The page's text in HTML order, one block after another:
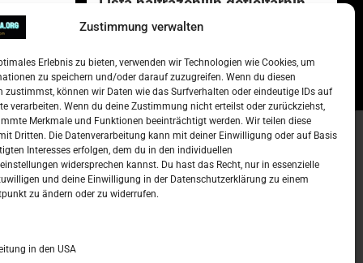
Zustimmung verwalten
Erlebnis zu bieten, verwenden wir Technologien wie Cookies, um
zu speichern und/oder darauf zuzugreifen. Wenn du diesen
zustimmst, können wir Daten wie das Surfverhalten oder eindeutige IDs auf
verarbeiten. Wenn du deine Zustimmung nicht erteilst oder zurückziehst,
Merkmale und Funktionen beeinträchtigt werden. Wir teilen diese
Dritten. Die Datenverarbeitung kann mit deiner Einwilligung oder auf Basis
Interesses erfolgen, dem du in den individuellen
widersprechen kannst. Du hast das Recht, nur in essenzielle
und deine Einwilligung in der Datenschutzerklärung zu einem
zu ändern oder zu widerrufen.
in den USA
zanimanja u Njemačkoj.
–
Kalendar